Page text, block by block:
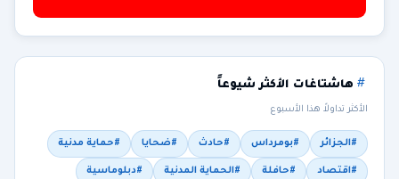
هاشتاغات الأكثر شيوعاً
الأكثر تداولاً هذا الأسبوع
#الجزائر #بومرداس #حادث #ضحايا #حماية مدنية
#اقتصاد #حافلة #الحماية المدنية #دبلوماسية